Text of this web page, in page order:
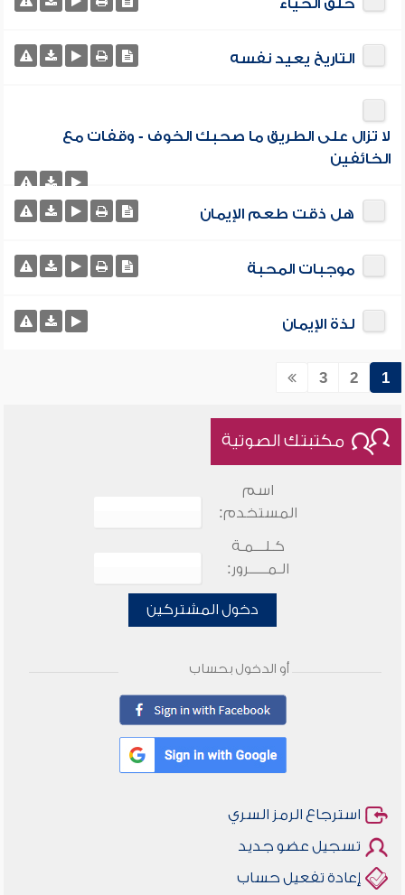
خلق الحياء
التاريخ يعيد نفسه
لا تزال على الطريق ما صحبك الخوف - وقفات مع
الخائفين
هل ذقت طعم الإيمان
موجبات المحبة
لذة الإيمان
1
2
3
مكتبتك الصوتية
اسم
المستخدم:
كـلـــمـة
الـمـــــرور:
دخول المشتركين
أو الدخول بحساب
استرجاع الرمز السري
تسجيل عضو جديد
إعادة تفعيل حساب